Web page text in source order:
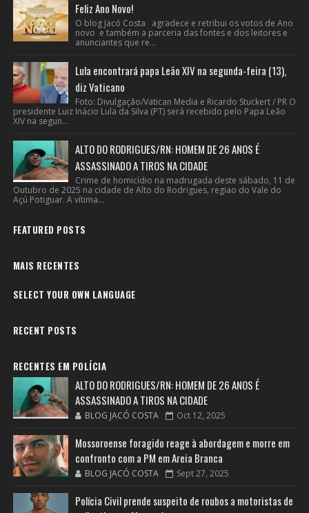
Feliz Ano Novo!
O blog Jacó Costa agradece e retribui os votos de Ano
novo e também a parceria das fontes e dos leitores e
anunciantes que re...
Lula encontrará papa Leão XIV na segunda-feira (13),
diz Vaticano
Foto: Divulgação/Vatican Media e Ricardo Stuckert / PR O
presidente Luiz Inácio Lula da Silva (PT) será recebido pelo Papa Leão
XIV na segun...
ALTO DO RODRIGUES/RN: HOMEM DE 26 ANOS É
ASSASSINADO A TIROS NA CIDADE
Crime de homicídio na madrugada deste sábado, 11 de
Outubro de 2025 na cidade de Alto do Rodrigues, regiao do Vale do
Açú Potiguar. A vítima...
FEATURED POSTS
MAIS RECENTES
SELECT YOUR OWN LANGUAGE
RECENT POSTS
RECENTES EM POLÍCIA
ALTO DO RODRIGUES/RN: HOMEM DE 26 ANOS É
ASSASSINADO A TIROS NA CIDADE
BLOG JACÓ COSTA Oct 12, 2025
Mossoroense foragido reage à abordagem e morre em
confronto com a PM em Areia Branca
BLOG JACÓ COSTA Sept 27, 2025
Polícia Civil prende suspeito de roubos a motoristas de